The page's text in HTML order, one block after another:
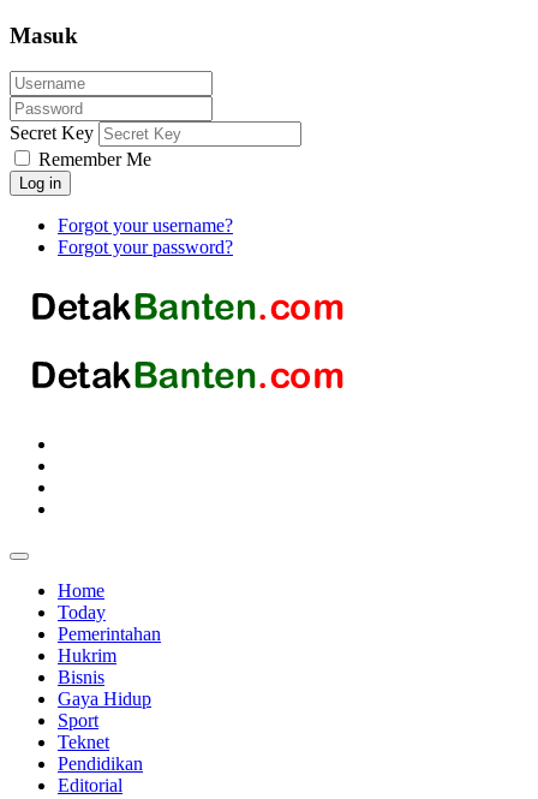
Masuk
Secret Key
Remember Me
Log in
Forgot your username?
Forgot your password?
Home
Today
Pemerintahan
Hukrim
Bisnis
Gaya Hidup
Sport
Teknet
Pendidikan
Editorial